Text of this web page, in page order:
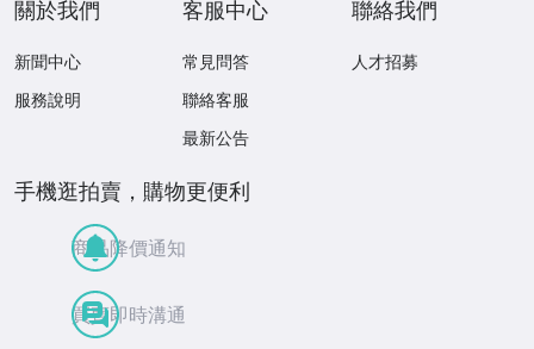
關於我們
新聞中心
服務說明
客服中心
常見問答
聯絡客服
最新公告
聯絡我們
人才招募
手機逛拍賣，購物更便利
商品降價通知
買賣即時溝通